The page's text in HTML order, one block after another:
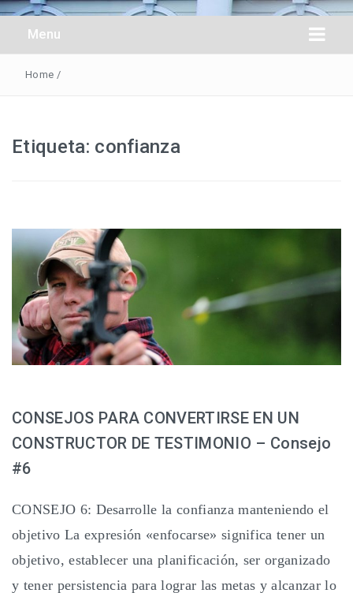
Obreros Universal
Menu
Home /
Etiqueta: confianza
CONSEJOS PARA CONVERTIRSE EN UN
CONSTRUCTOR DE TESTIMONIO – Consejo
#6
CONSEJO 6: Desarrolle la confianza manteniendo el
objetivo La expresión «enfocarse» significa tener un
objetivo, establecer una planificación, ser organizado
y tener persistencia para lograr las metas y alcanzar lo